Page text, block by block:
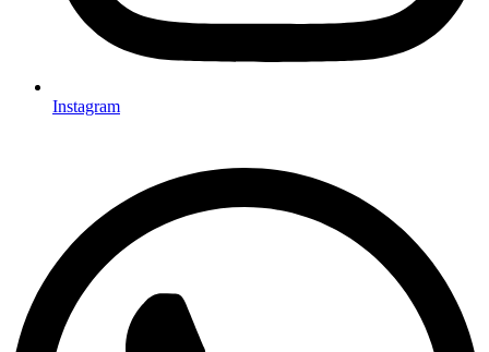
Instagram